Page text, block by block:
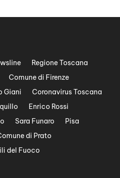
Regione Toscana
Comune di Firenze
Giani
Coronavirus Toscana
Enrico Rossi
Sara Funaro
Pisa
di Prato
del Fuoco